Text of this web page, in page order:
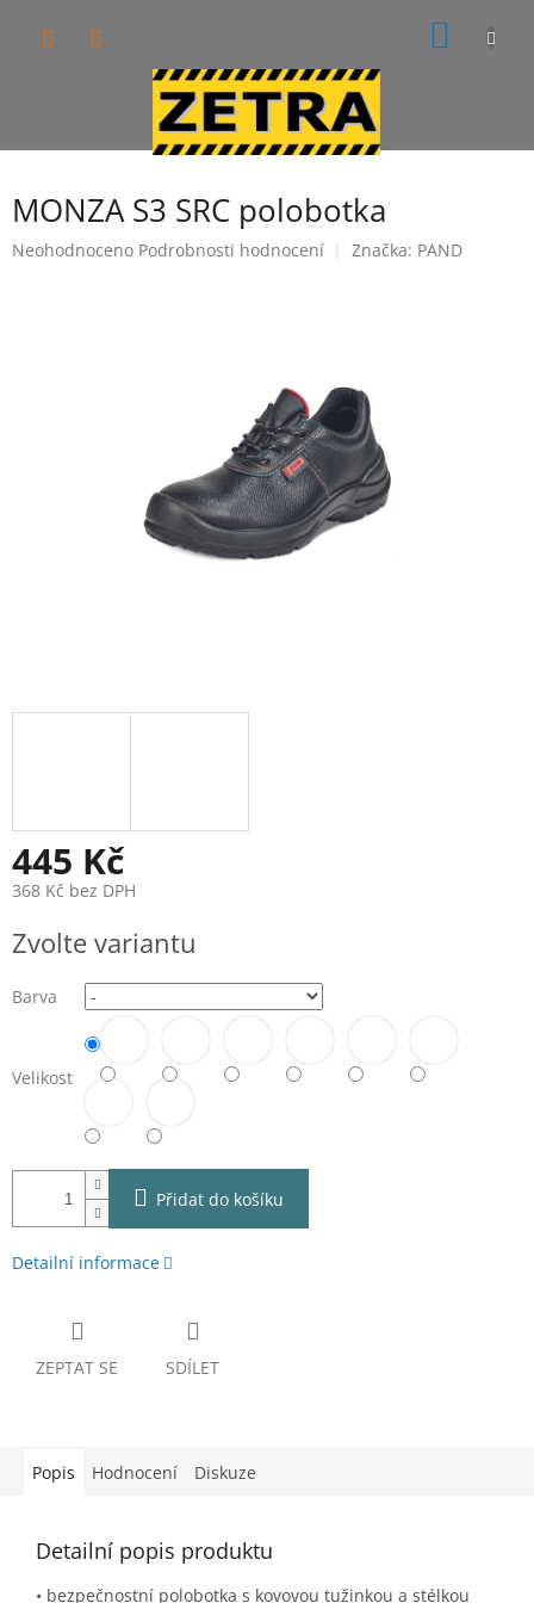
MONZA S3 SRC polobotka
Průměrné
Neohodnoceno Podrobnosti hodnocení Značka: PAND
445 Kč
368 Kč bez DPH
cena:
Zvolte variantu
Barva
Velikost
Přidat do košíku
Detailní informace
ZEPTAT SE SDÍLET
Popis Hodnocení Diskuze
Detailní popis produktu
• bezpečnostní polobotka s kovovou tužinkou a stélkou